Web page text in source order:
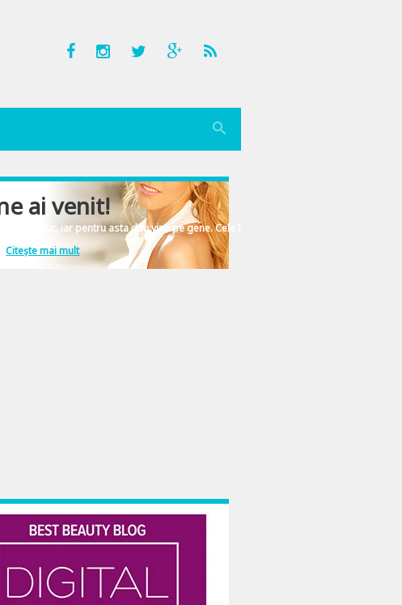
personaje de referinta ale filmului, ne-au captivat si ne-au imbogatit
ai venit!
să comunic, iar pentru asta dau vina pe gene. Cele înscrise în ADN-ul femeiesc.
Citește mai mult